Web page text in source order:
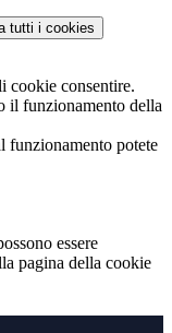
tutti i cookies
cookie consentire.
il funzionamento della
funzionamento potete
essere
pagina della cookie